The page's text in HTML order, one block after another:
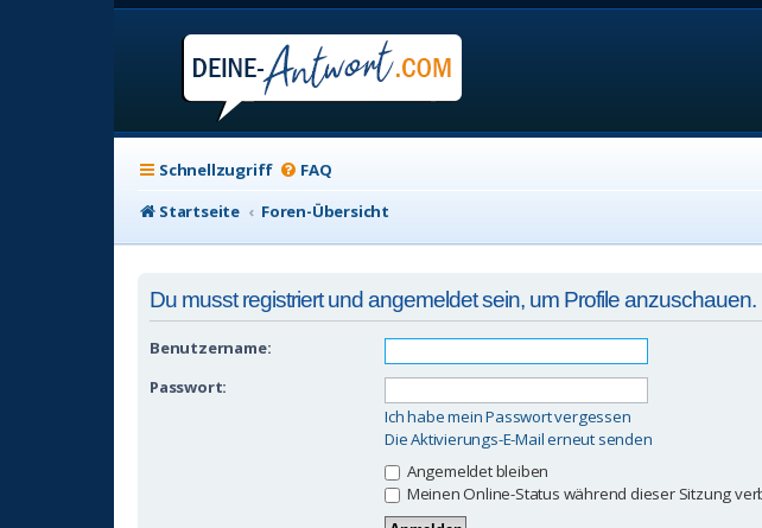
Schnellzugriff FAQ
Startseite
Foren-Übersicht
Du musst registriert und angemeldet sein, um Profile anzuschauen.
Benutzername:
Passwort:
Ich habe mein Passwort vergessen
Die Aktivierungs-E-Mail erneut senden
Angemeldet bleiben
Meinen Online-Status während dieser Sitzung